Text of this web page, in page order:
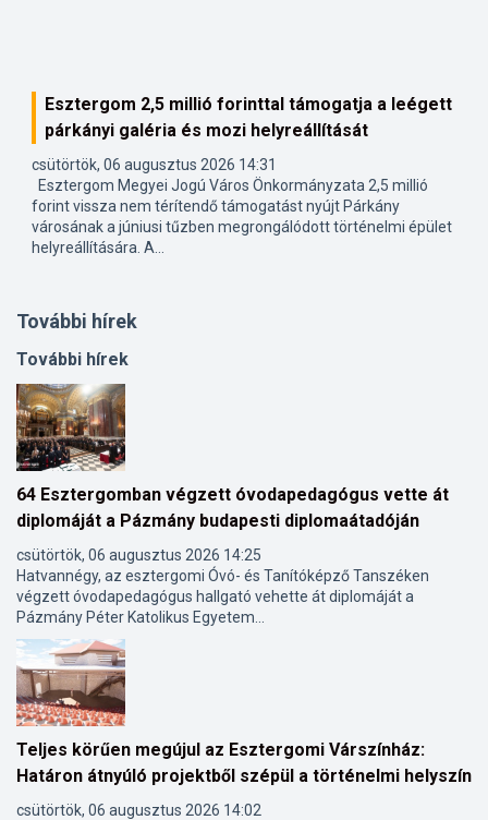
Esztergom 2,5 millió forinttal támogatja a leégett
párkányi galéria és mozi helyreállítását
csütörtök, 06 augusztus 2026 14:31
Esztergom Megyei Jogú Város Önkormányzata 2,5 millió
forint vissza nem térítendő támogatást nyújt Párkány
városának a júniusi tűzben megrongálódott történelmi épület
helyreállítására. A...
További hírek
További hírek
64 Esztergomban végzett óvodapedagógus vette át
diplomáját a Pázmány budapesti diplomaátadóján
csütörtök, 06 augusztus 2026 14:25
Hatvannégy, az esztergomi Óvó- és Tanítóképző Tanszéken
végzett óvodapedagógus hallgató vehette át diplomáját a
Pázmány Péter Katolikus Egyetem...
Teljes körűen megújul az Esztergomi Várszínház:
Határon átnyúló projektből szépül a történelmi helyszín
csütörtök, 06 augusztus 2026 14:02